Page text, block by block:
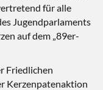
für alle
Jugendparlaments
auf dem „89er-
Friedlichen
Kerzenpatenaktion